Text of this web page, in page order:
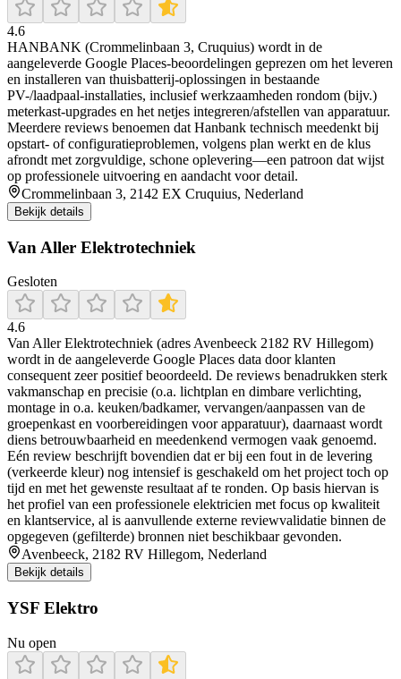
4.6
HANBANK (Crommelinbaan 3, Cruquius) wordt in de
aangeleverde Google Places-beoordelingen geprezen om het leveren
en installeren van thuisbatterij-oplossingen in bestaande
PV-/laadpaal-installaties, inclusief werkzaamheden rondom (bijv.)
meterkast-upgrades en het netjes integreren/afstellen van apparatuur.
Meerdere reviews benoemen dat Hanbank technisch meedenkt bij
opstart- of configuratieproblemen, volgens plan werkt en de klus
afrondt met zorgvuldige, schone oplevering—een patroon dat wijst
op professionele uitvoering en aandacht voor detail.
Crommelinbaan 3, 2142 EX Cruquius, Nederland
Bekijk details
Van Aller Elektrotechniek
Gesloten
4.6
Van Aller Elektrotechniek (adres Avenbeeck 2182 RV Hillegom)
wordt in de aangeleverde Google Places data door klanten
consequent zeer positief beoordeeld. De reviews benadrukken sterk
vakmanschap en precisie (o.a. lichtplan en dimbare verlichting,
montage in o.a. keuken/badkamer, vervangen/aanpassen van de
groepenkast en voorbereidingen voor apparatuur), daarnaast wordt
diens betrouwbaarheid en meedenkend vermogen vaak genoemd.
Eén review beschrijft bovendien dat er bij een fout in de levering
(verkeerde kleur) nog intensief is geschakeld om het project toch op
tijd en met het gewenste resultaat af te ronden. Op basis hiervan is
het profiel van een professionele elektricien met focus op kwaliteit
en klantservice, al is aanvullende externe reviewvalidatie binnen de
opgegeven (gefilterde) bronnen niet beschikbaar gevonden.
Avenbeeck, 2182 RV Hillegom, Nederland
Bekijk details
YSF Elektro
Nu open